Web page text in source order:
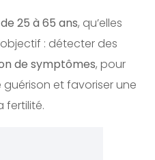
25 à 65 ans, qu’elles
: détecter des
de symptômes, pour
et favoriser une
fertilité.